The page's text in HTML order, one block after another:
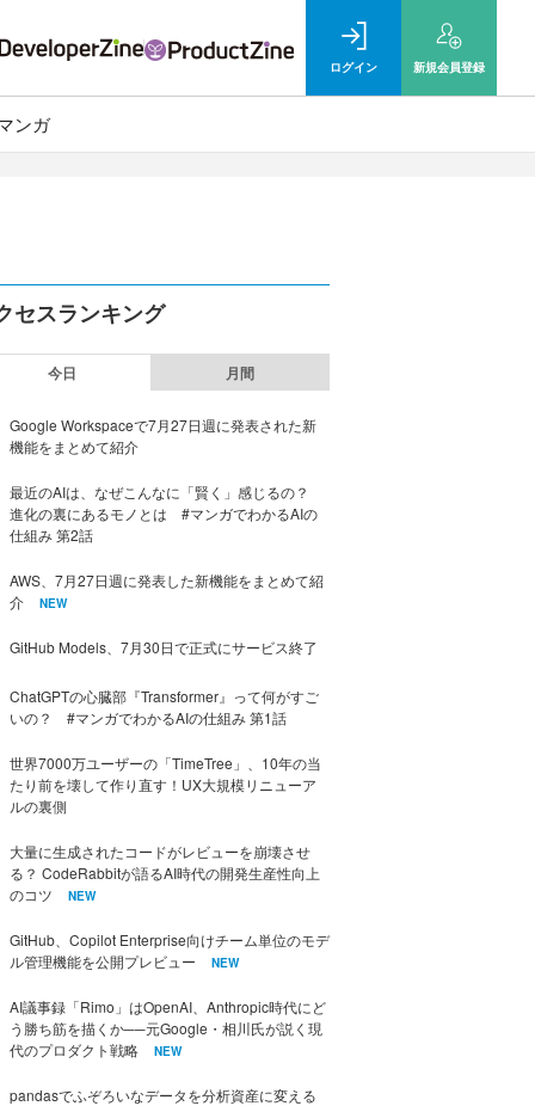
ログイン 新規会員登録
ンガ
セスランキング
今日 月間
Google Workspaceで7月27日週に発表された新
機能をまとめて紹介
最近のAIは、なぜこんなに「賢く」感じるの？
進化の裏にあるモノとは #マンガでわかるAIの
仕組み 第2話
AWS、7月27日週に発表した新機能をまとめて紹
介
NEW
GitHub Models、7月30日で正式にサービス終了
ChatGPTの心臓部『Transformer』って何がすご
いの？ #マンガでわかるAIの仕組み 第1話
世界7000万ユーザーの「TimeTree」、10年の当
たり前を壊して作り直す！UX大規模リニューア
ルの裏側
大量に生成されたコードがレビューを崩壊させ
る？ CodeRabbitが語るAI時代の開発生産性向上
のコツ
NEW
GitHub、Copilot Enterprise向けチーム単位のモデ
ル管理機能を公開プレビュー
NEW
AI議事録「Rimo」はOpenAI、Anthropic時代にど
う勝ち筋を描くか──元Google・相川氏が説く現
代のプロダクト戦略
NEW
pandasでふぞろいなデータを分析資産に変える